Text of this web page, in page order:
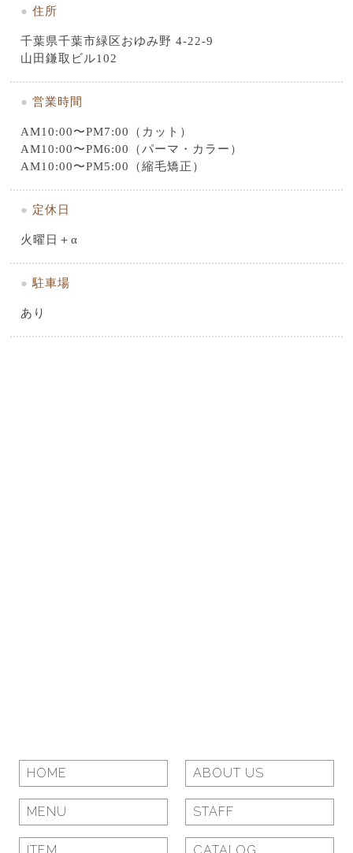
● 住所
千葉県千葉市緑区おゆみ野 4-22-9
山田鎌取ビル102
● 営業時間
AM10:00〜PM7:00（カット）
AM10:00〜PM6:00（パーマ・カラー）
AM10:00〜PM5:00（縮毛矯正）
● 定休日
火曜日＋α
● 駐車場
あり
HOME ABOUT US
MENU STAFF